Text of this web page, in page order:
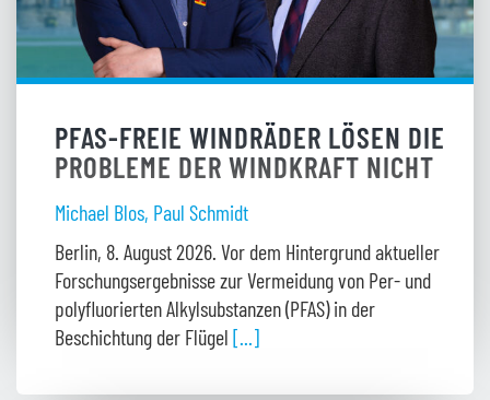
PFAS-FREIE WINDRÄDER LÖSEN DIE
PROBLEME DER WINDKRAFT NICHT
Michael Blos, Paul Schmidt
Berlin, 8. August 2026. Vor dem Hintergrund aktueller
Forschungsergebnisse zur Vermeidung von Per- und
polyfluorierten Alkylsubstanzen (PFAS) in der
Beschichtung der Flügel [...]